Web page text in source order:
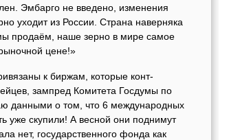
Эмбарго не введено, изменения
уходит из России. Страна наверняка
продаём, наше зерно в мире самое
цене!»
к биржам, которые конт­
зампред Комитета Госдумы по
данными о том, что 6 международных
уже скупили! А весной они поднимут
нет, государственного фонда как